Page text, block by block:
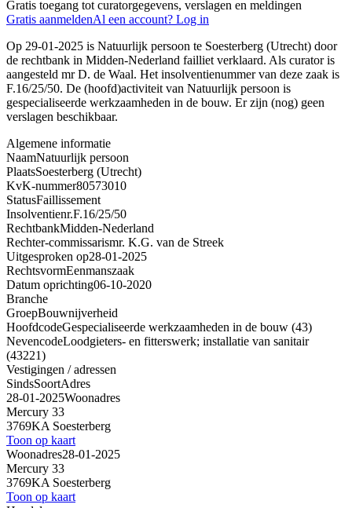
Gratis toegang tot curatorgegevens, verslagen en meldingen
Gratis aanmeldenAl een account? Log in
Op 29-01-2025 is Natuurlijk persoon te Soesterberg (Utrecht) door
de rechtbank in Midden-Nederland failliet verklaard. Als curator is
aangesteld mr D. de Waal. Het insolventienummer van deze zaak is
F.16/25/50. De (hoofd)activiteit van Natuurlijk persoon is
gespecialiseerde werkzaamheden in de bouw. Er zijn (nog) geen
verslagen beschikbaar.
Algemene informatie
NaamNatuurlijk persoon
PlaatsSoesterberg (Utrecht)
KvK-nummer80573010
StatusFaillissement
Insolventienr.F.16/25/50
RechtbankMidden-Nederland
Rechter-commissarismr. K.G. van de Streek
Uitgesproken op28-01-2025
RechtsvormEenmanszaak
Datum oprichting06-10-2020
Branche
GroepBouwnijverheid
HoofdcodeGespecialiseerde werkzaamheden in de bouw (43)
NevencodeLoodgieters- en fitterswerk; installatie van sanitair
(43221)
Vestigingen / adressen
SindsSoortAdres
28-01-2025Woonadres
Mercury 33
3769KA Soesterberg
Toon op kaart
Woonadres28-01-2025
Mercury 33
3769KA Soesterberg
Toon op kaart